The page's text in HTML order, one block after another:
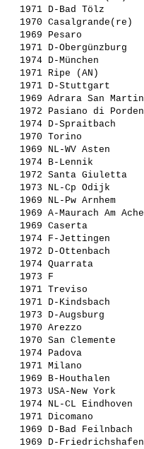
1971 D-Bad Tölz
1970
1969 Pesaro
1971 D-
1974 D-München
1971 Ripe (AN)
1971 D-Stuttgart
1969 Adrara San
1972 Pasiano di
1974 D-Spraitbach
1970 Torino
1969 NL-WV Asten
1974 B-Lennik
1972 Santa Giuletta
1973 NL-Cp Odijk
1969 NL-Pw
1969 A-Maurach Am
1969 Caserta
1974 F-Jettingen
1972 D-Ottenbach
1974 Quarrata
1973 F
1971 Treviso
1971 D-Kindsbach
1973 D-Augsburg
1970 Arezzo
1970 San Clemente
1974 Padova
1971 Milano
1969 B-Houthalen
1973 USA-New
1974 NL-CL
1971 Dicomano
1969 D-Bad
1969 D-